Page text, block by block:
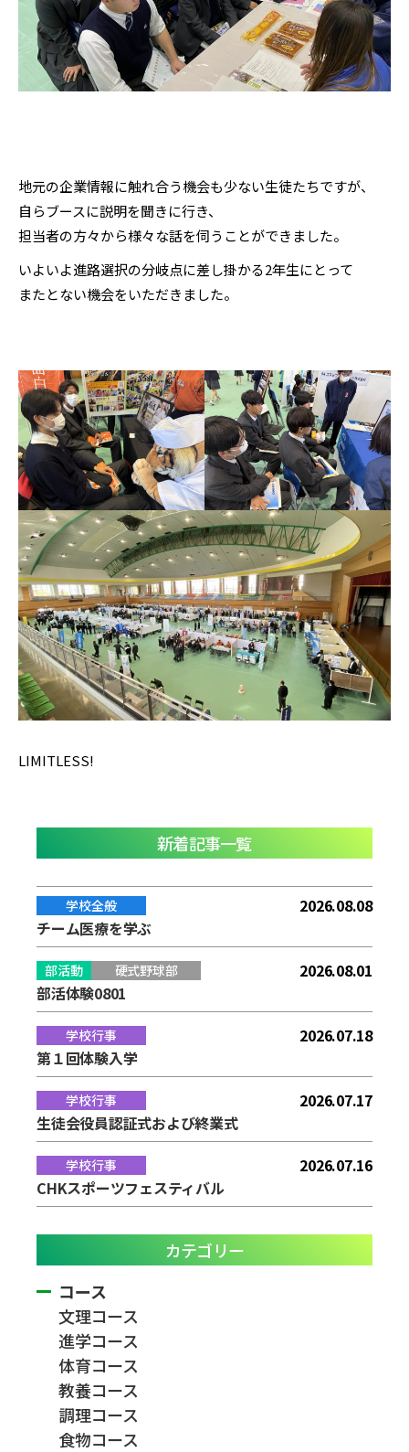
地元の企業情報に触れ合う機会も少ない生徒たちですが、
自らブースに説明を聞きに行き、
担当者の方々から様々な話を伺うことができました。
いよいよ進路選択の分岐点に差し掛かる2年生にとって
またとない機会をいただきました。
LIMITLESS!
新着記事一覧
学校全般
2026.08.08
チーム医療を学ぶ
部活動 硬式野球部
2026.08.01
部活体験0801
学校行事
2026.07.18
第１回体験入学
学校行事
2026.07.17
生徒会役員認証式および終業式
学校行事
2026.07.16
CHKスポーツフェスティバル
カテゴリー
コース
文理コース
進学コース
体育コース
教養コース
調理コース
食物コース